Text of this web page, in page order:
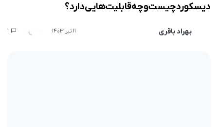
دیسکورد چیست و چه قابلیت‌هایی دارد؟
بهراد باقری 11 تیر 1403